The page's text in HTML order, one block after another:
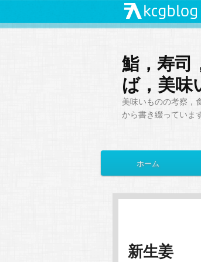
鮨，寿司
ば，美味
美味いものの考察，
から書き綴っています
イ
メ
イ
コ
サ
ブ
ン
ホーム
新生姜